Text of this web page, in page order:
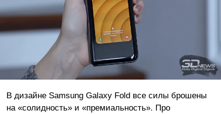
В дизайне Samsung Galaxy Fold все силы брошены
на «солидность» и «премиальность». Про